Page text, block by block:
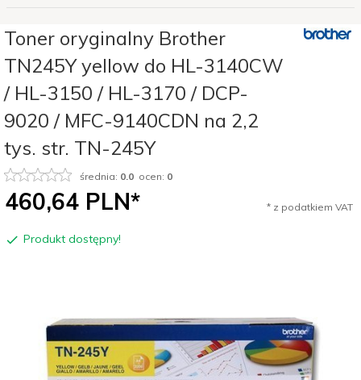
Toner oryginalny Brother
TN245Y yellow do HL-3140CW
/ HL-3150 / HL-3170 / DCP-
9020 / MFC-9140CDN na 2,2
tys. str. TN-245Y
średnia: 0.0 ocen: 0
460,64 PLN* * z podatkiem VAT
Produkt dostępny!